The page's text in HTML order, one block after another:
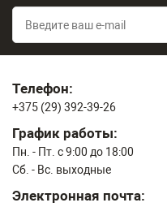
Телефон:
+375 (29) 392-39-26
График работы:
Пн. - Пт. с 9:00 до 18:00
Сб. - Вс. выходные
Электронная почта: